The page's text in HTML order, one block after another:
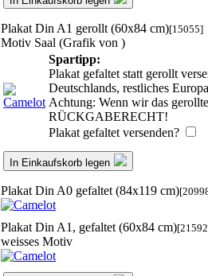
Plakat Din A1 gerollt (60x84 cm)[15055]
Motiv Saal (Grafik von )
Spartipp:
Plakat gefaltet statt gerollt
Deutschlands, restliches
Achtung: Wenn wir das
RÜCKGABERECHT!
Plakat gefaltet versenden?
In Einkaufskorb legen
Plakat Din A0 gefaltet (84x119 cm)
Plakat Din A1, gefaltet (60x84 cm)
weisses Motiv